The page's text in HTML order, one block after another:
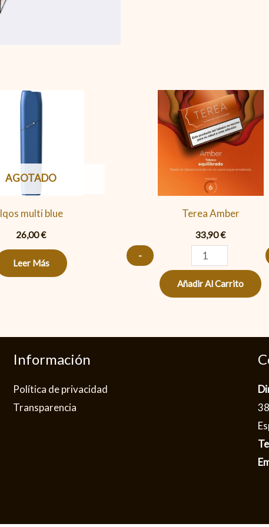
AGOTADO
Iqos multi blue
26,00€
Leer Más
Terea Amber
33,90€
-
Terea
Amber
cantidad
Añadir Al Carrito
Información
Política de privacidad​
Transparencia